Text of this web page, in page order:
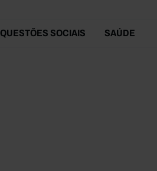
QUESTÕES SOCIAIS SAÚDE